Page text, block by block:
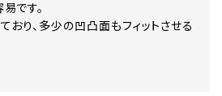
です。
り、多少の凹凸面もフィットさせる